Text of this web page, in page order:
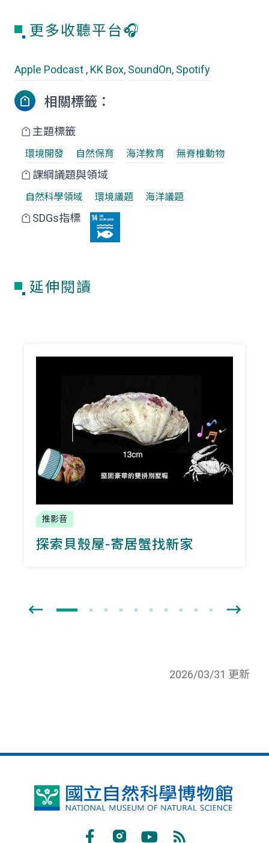
更多收聽平台🎧
Apple Podcast , KK Box, SoundOn, Spotify
相關標籤：
主題標籤
環境開發 自然保育 海洋教育 無脊椎動物
課綱議題與領域
自然科學領域 環境議題 海洋議題
SDGs指標
延伸閱讀
推影音
探索貝殼屋-寄居蟹找新家
2026/03/31 更新
國